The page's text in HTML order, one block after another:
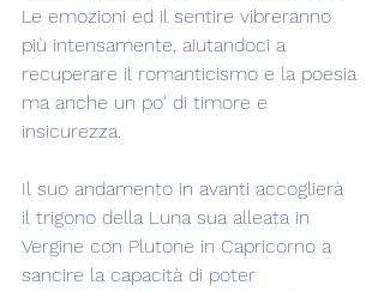
Le emozioni ed il sentire vibreranno
più intensamente, aiutandoci a
recuperare il romanticismo e la poesia
ma anche un po' di timore e
insicurezza.
Il suo andamento in avanti accoglierà
il trigono della Luna sua alleata in
Vergine con Plutone in Capricorno a
sancire la capacità di poter